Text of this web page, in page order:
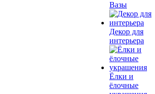
Вазы
Декор для
интерьера
Ёлки и
ёлочные